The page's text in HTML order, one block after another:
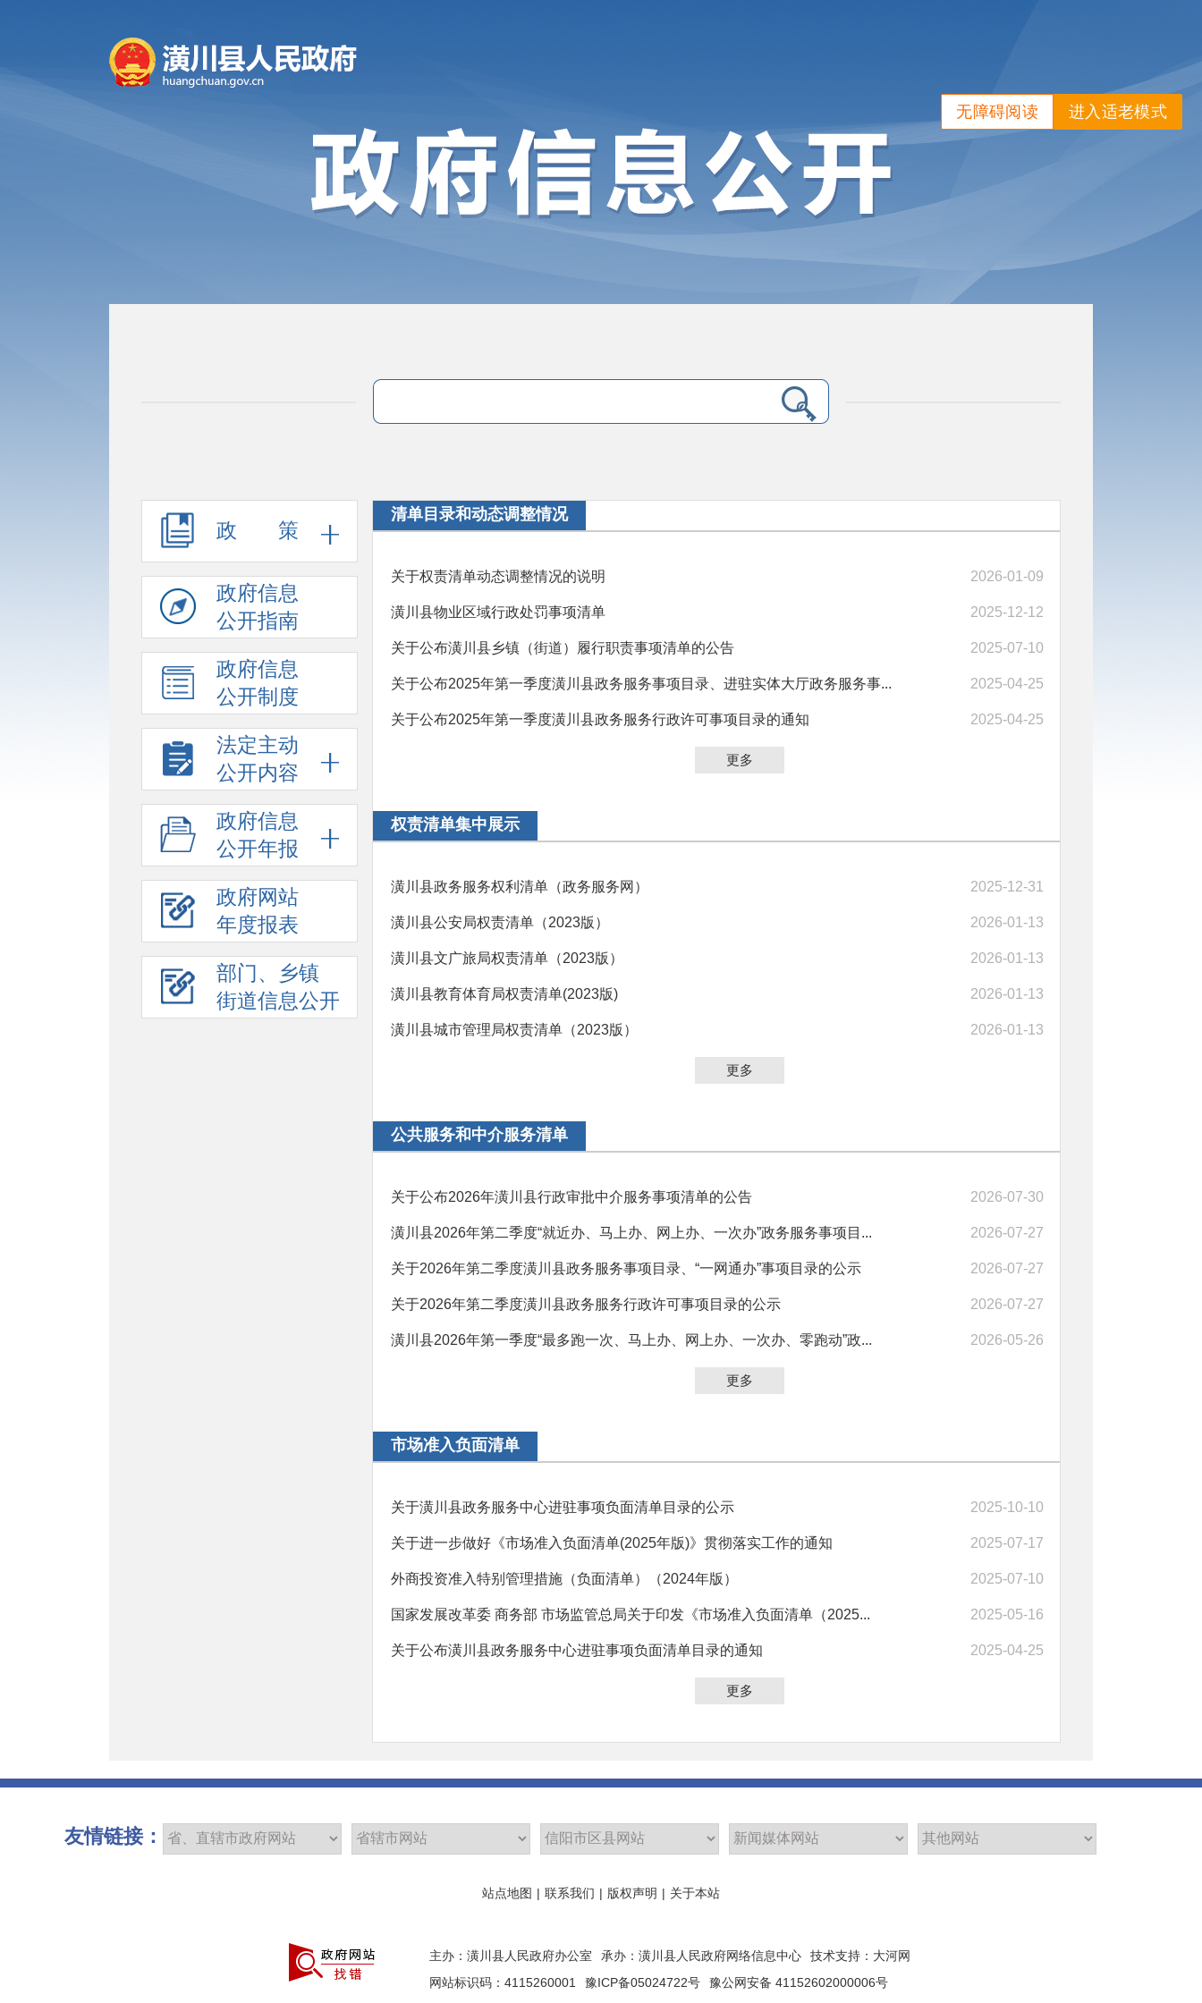
进入适老模式
无障碍阅读
政 策
政府信息
公开指南
政府信息
公开制度
法定主动
公开内容
政府信息
公开年报
政府网站
年度报表
部门、乡镇
街道信息公开
清单目录和动态调整情况
关于权责清单动态调整情况的说明 2026-01-09
潢川县物业区域行政处罚事项清单 2025-12-12
关于公布潢川县乡镇（街道）履行职责事项清单的公告 2025-07-10
关于公布2025年第一季度潢川县政务服务事项目录、进驻实体大厅政务服务事... 2025-04-25
关于公布2025年第一季度潢川县政务服务行政许可事项目录的通知 2025-04-25
更多
权责清单集中展示
潢川县政务服务权利清单（政务服务网） 2025-12-31
潢川县公安局权责清单（2023版） 2026-01-13
潢川县文广旅局权责清单（2023版） 2026-01-13
潢川县教育体育局权责清单(2023版) 2026-01-13
潢川县城市管理局权责清单（2023版） 2026-01-13
更多
公共服务和中介服务清单
关于公布2026年潢川县行政审批中介服务事项清单的公告 2026-07-30
潢川县2026年第二季度“就近办、马上办、网上办、一次办”政务服务事项目... 2026-07-27
关于2026年第二季度潢川县政务服务事项目录、“一网通办”事项目录的公示 2026-07-27
关于2026年第二季度潢川县政务服务行政许可事项目录的公示 2026-07-27
潢川县2026年第一季度“最多跑一次、马上办、网上办、一次办、零跑动”政... 2026-05-26
更多
市场准入负面清单
关于潢川县政务服务中心进驻事项负面清单目录的公示 2025-10-10
关于进一步做好《市场准入负面清单(2025年版)》贯彻落实工作的通知 2025-07-17
外商投资准入特别管理措施（负面清单）（2024年版） 2025-07-10
国家发展改革委 商务部 市场监管总局关于印发《市场准入负面清单（2025... 2025-05-16
关于公布潢川县政务服务中心进驻事项负面清单目录的通知 2025-04-25
更多
友情链接：
站点地图 | 联系我们 | 版权声明 | 关于本站
主办：潢川县人民政府办公室 承办：潢川县人民政府网络信息中心
技术支持：大河网
网站标识码：4115260001
豫ICP备05024722号
豫公网安备 41152602000006号